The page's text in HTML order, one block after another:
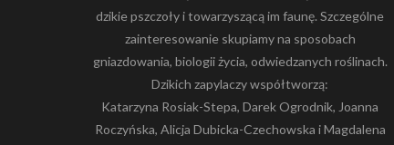
dzikie pszczoły i towarzyszącą im faunę. Szczególne
zainteresowanie skupiamy na sposobach
gniazdowania, biologii życia, odwiedzanych roślinach.
Dzikich zapylaczy współtworzą:
Katarzyna Rosiak-Stepa, Darek Ogrodnik, Joanna
Roczyńska, Alicja Dubicka-Czechowska i Magdalena